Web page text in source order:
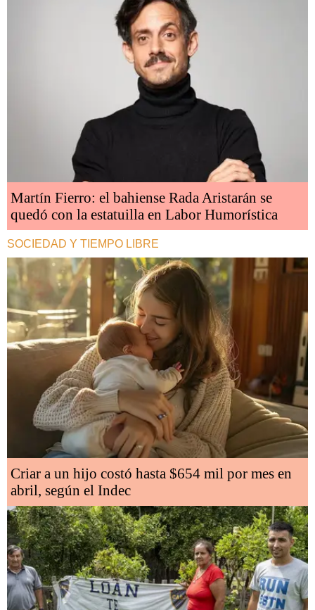
Martín Fierro: el bahiense Rada Aristarán se
quedó con la estatuilla en Labor Humorística
SOCIEDAD Y TIEMPO LIBRE
Criar a un hijo costó hasta $654 mil por mes en
abril, según el Indec